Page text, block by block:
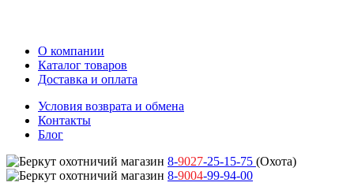
О компании
Каталог товаров
Доставка и оплата
Условия возврата и обмена
Контакты
Блог
8-9027-25-15-75 (Охота)
8-9004-99-94-00